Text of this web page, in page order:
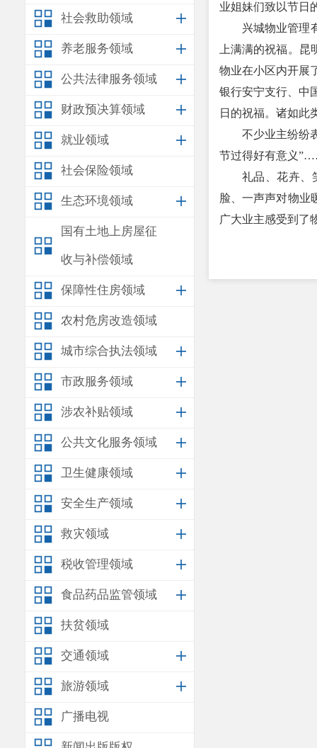
社会救助领域
养老服务领域
公共法律服务领域
财政预决算领域
就业领域
社会保险领域
生态环境领域
国有土地上房屋征
收与补偿领域
保障性住房领域
农村危房改造领域
城市综合执法领域
市政服务领域
涉农补贴领域
公共文化服务领域
卫生健康领域
安全生产领域
救灾领域
税收管理领域
食品药品监管领域
扶贫领域
交通领域
旅游领域
广播电视
业姐妹们致以节日
兴城物业管理
上满满的祝福。
物业在小区内开展
银行安宁支行、中
日的祝福。诸如此
不少业主纷纷
节过得好有意义
礼品、花卉、
脸、一声声对物业
广大业主感受到了